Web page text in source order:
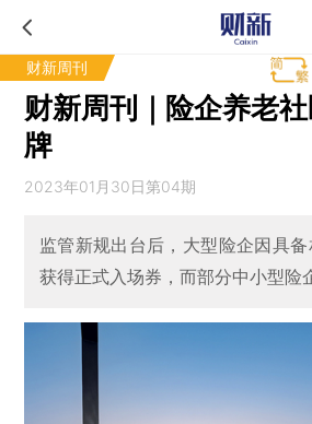
财新周刊
财新周刊｜险企养老
牌
2023年01月30日第04期
监管新规出台后，大型险企因具
获得正式入场券，而部分中小型险